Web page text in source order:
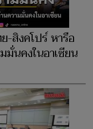
-สิงคโปร์ หารือ
มั่นคงในอาเซียน